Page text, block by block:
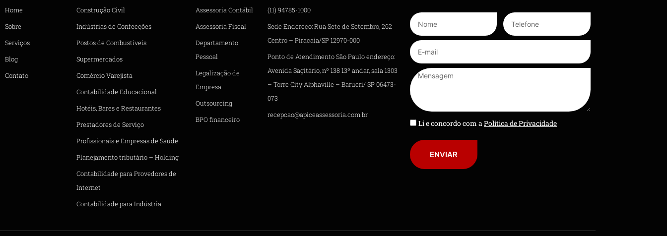
Home
Sobre
Serviços
Blog
Contato
Construção Civil
Indústrias de Confecções
Postos de Combustíveis
Supermercados
Comércio Varejista
Contabilidade Educacional
Hotéis, Bares e Restaurantes
Prestadores de Serviço
Profissionais e Empresas de Saúde
Planejamento tributário – Holding
Contabilidade para Provedores de
Internet
Contabilidade para Indústria
Assessoria Contábil
Assessoria Fiscal
Departamento
Pessoal
Legalização de
Empresa
Outsourcing
BPO financeiro
(11) 94785-1000
Sede Endereço: Rua Sete de Setembro, 262
Centro – Piracaia/SP 12970-000
Ponto de Atendimento São Paulo endereço:
Avenida Sagitário, nº 138 13º andar, sala 1303
– Torre City Alphaville – Barueri/ SP 06473-
073
recepcao@apiceassessoria.com.br
Li e concordo com aPolítica de Privacidade
ENVIAR